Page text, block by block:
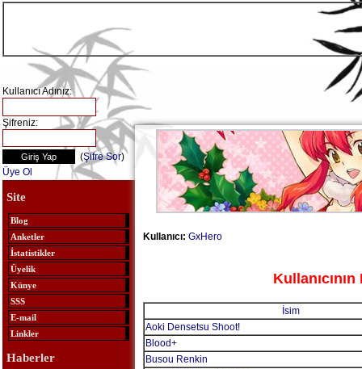
Kullanıcı Adınız:
Şifreniz:
(Şifre Sor)
Üye Ol
Site
Blog
Anketler
İstatistikler
Üyelik
Künye
SSS
E-mail
Linkler
Haberler
Kullanıcı: GxHero
İsim
Aoki Densetsu Shoot!
Blood+
Busou Renkin